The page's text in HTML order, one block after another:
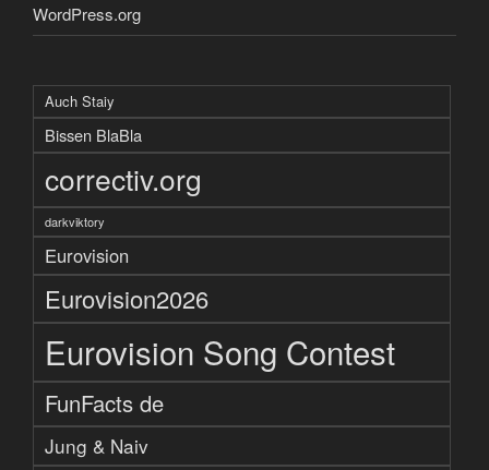
WordPress.org
Auch Staiy
Bissen BlaBla
correctiv.org
darkviktory
Eurovision
Eurovision2026
Eurovision Song Contest
FunFacts de
Jung & Naiv